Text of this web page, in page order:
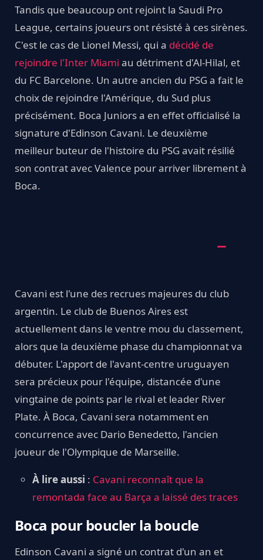
Tandis que beaucoup ont rejoint la Saudi Pro
League, certains joueurs ont résisté à ces sirènes.
C'est le cas de Lionel Messi, qui a décidé de
rejoindre l'Inter Miami au détriment d'Al-Hilal, et
du FC Barcelone. Un autre ancien du PSG a fait le
choix de rejoindre l'Amérique, du Sud plus
précisément. Boca Juniors a en effet officialisé la
signature d'Edinson Cavani. Le deuxième
meilleur buteur de l'histoire du PSG avait résilié
son contrat avec Valence pour arriver librement à
Boca.
Cavani est l'une des recrues majeures du club
argentin. Le club de Buenos Aires est
actuellement dans le ventre mou du classement,
alors que la deuxième phase du championnat va
débuter. L'apport de l'avant-centre uruguayen
sera précieux pour l'équipe, distancée d'une
vingtaine de points par le rival et leader River
Plate. À Boca, Cavani sera notamment en
concurrence avec Dario Benedetto, l'ancien
joueur de l'Olympique de Marseille.
À lire aussi : Cavani reconnaît que la
remontada face au Barça a laissé des traces
Boca pour boucler la boucle
Edinson Cavani a signé un contrat d'un an et